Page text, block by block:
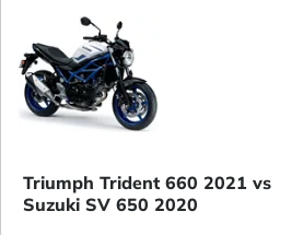
Triumph Trident 660 2021 vs
Suzuki SV 650 2020